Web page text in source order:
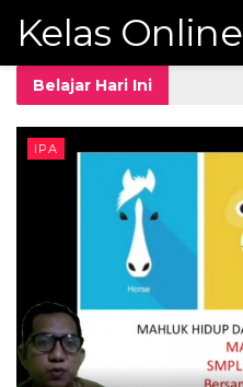
Kelas Online
Belajar Hari Ini
IPA